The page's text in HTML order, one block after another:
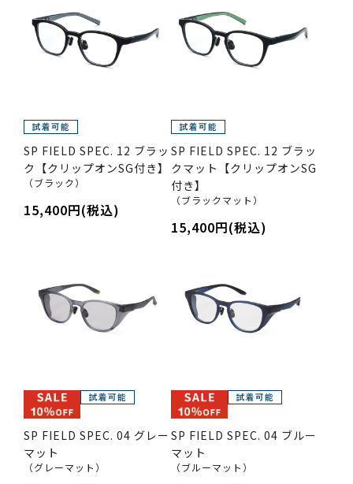
SP FIELD SPEC. 12 ブラッ
ク【クリップオンSG付き】
（ブラック）
15,400円(税込)
SP FIELD SPEC. 12 ブラッ
クマット【クリップオンSG
付き】
（ブラックマット）
15,400円(税込)
SP FIELD SPEC. 04 グレー
マット
（グレーマット）
SP FIELD SPEC. 04 ブルー
マット
（ブルーマット）